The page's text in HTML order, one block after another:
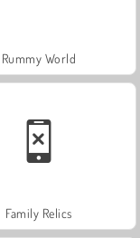
Rummy World
Family Relics